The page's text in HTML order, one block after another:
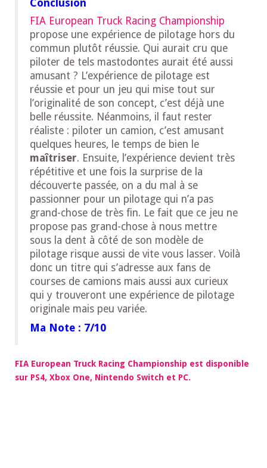
Conclusion
FIA European Truck Racing Championship
propose une expérience de pilotage hors du
commun plutôt réussie. Qui aurait cru que
piloter de tels mastodontes aurait été aussi
amusant ? L’expérience de pilotage est
réussie et pour un jeu qui mise tout sur
l’originalité de son concept, c’est déjà une
belle réussite. Néanmoins, il faut rester
réaliste : piloter un camion, c’est amusant
quelques heures, le temps de bien le
maîtriser. Ensuite, l’expérience devient très
répétitive et une fois la surprise de la
découverte passée, on a du mal à se
passionner pour un pilotage qui n’a pas
grand-chose de très fin. Le fait que ce jeu ne
propose pas grand-chose à nous mettre
sous la dent à côté de son modèle de
pilotage risque aussi de vite vous lasser. Voilà
donc un titre qui s’adresse aux fans de
courses de camions mais aussi aux curieux
qui y trouveront une expérience de pilotage
originale mais peu variée.
Ma Note : 7/10
FIA European Truck Racing Championship est disponible
sur PS4, Xbox One, Nintendo Switch et PC.